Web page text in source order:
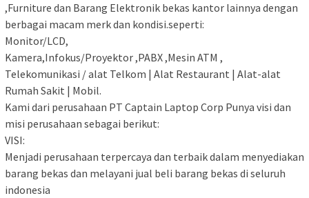
,Furniture dan Barang Elektronik bekas kantor lainnya dengan
berbagai macam merk dan kondisi.seperti:
Monitor/LCD,
Kamera,Infokus/Proyektor ,PABX ,Mesin ATM ,
Telekomunikasi / alat Telkom | Alat Restaurant | Alat-alat
Rumah Sakit | Mobil.
Kami dari perusahaan PT Captain Laptop Corp Punya visi dan
misi perusahaan sebagai berikut:
VISI:
Menjadi perusahaan terpercaya dan terbaik dalam menyediakan
barang bekas dan melayani jual beli barang bekas di seluruh
indonesia